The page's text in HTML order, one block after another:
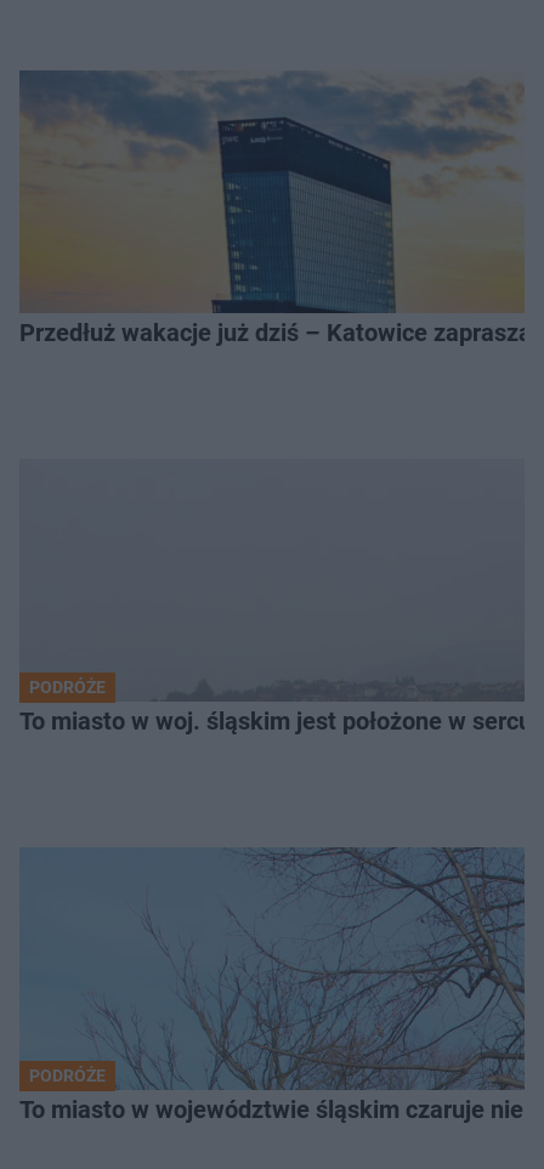
Przedłuż wakacje już dziś – Katowice
PODRÓŻE
To miasto w woj. śląskim jest położone w
PODRÓŻE
To miasto w województwie śląskim czaruje nie